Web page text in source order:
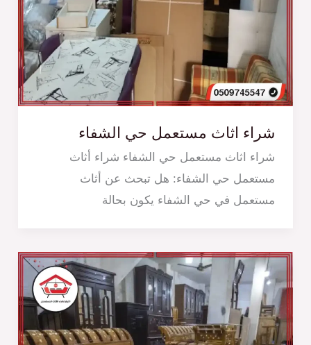
شراء اثاث مستعمل حي الشفاء
شراء اثاث مستعمل حي الشفاء شراء أثاث
مستعمل حي الشفاء: هل تبحث عن أثاث
مستعمل في حي الشفاء يكون بحالة